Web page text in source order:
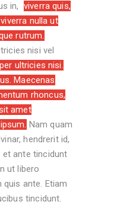
in, viverra quis,
nulla ut
rutrum.
nisi vel
ultricies nisi.
Maecenas
rhoncus,
amet
Nam quam
hendrerit id,
et ante tincidunt
ut libero
ante. Etiam
tincidunt.